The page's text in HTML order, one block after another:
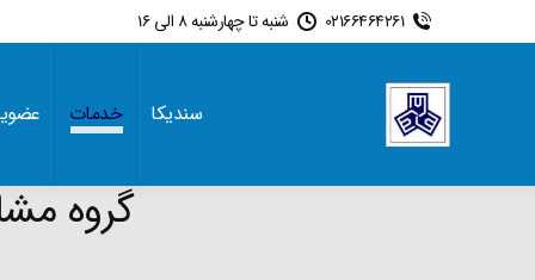
02166464261 شنبه تا چهارشنبه 8 الی 16
سندیکا خدمات
گروه